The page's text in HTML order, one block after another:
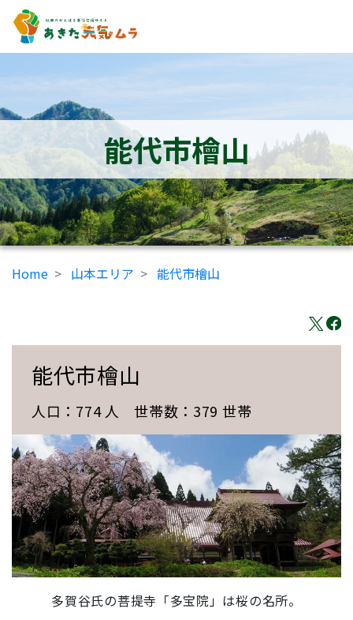
能代市檜山
Home 山本エリア 能代市檜山
能代市檜山
人口：774 人 世帯数：379 世帯
多賀谷氏の菩提寺「多宝院」は桜の名所。